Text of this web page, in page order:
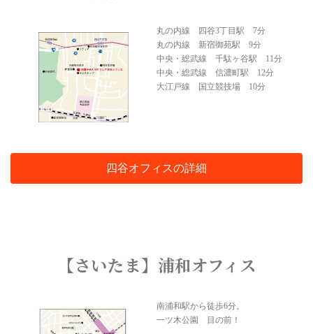
丸の内線 四谷3丁目駅 7分
丸の内線 新宿御苑駅 9分
中央・総武線 千駄ヶ谷駅 11分
中央・総武線 信濃町駅 12分
大江戸線 国立競技場 10分
四谷オフィスの詳細
【さいたま】浦和オフィス
南浦和駅から徒歩6分。
一ツ木公園 目の前！